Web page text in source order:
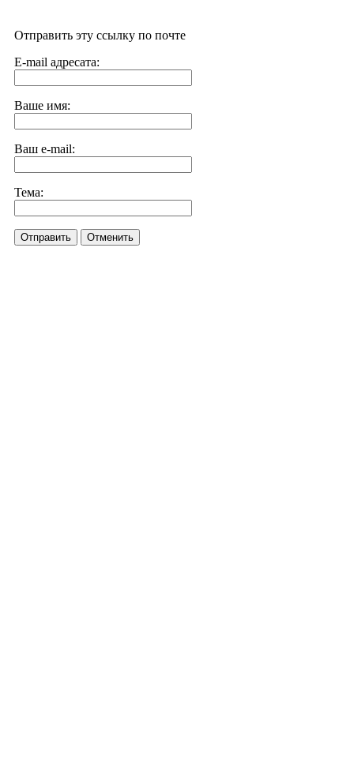
Отправить эту ссылку по почте
E-mail адресата:
Ваше имя:
Ваш e-mail:
Тема:
Отправить Отменить